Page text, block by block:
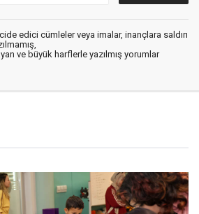
edici cümleler veya imalar, inançlara saldırı
ve büyük harflerle yazılmış yorumlar